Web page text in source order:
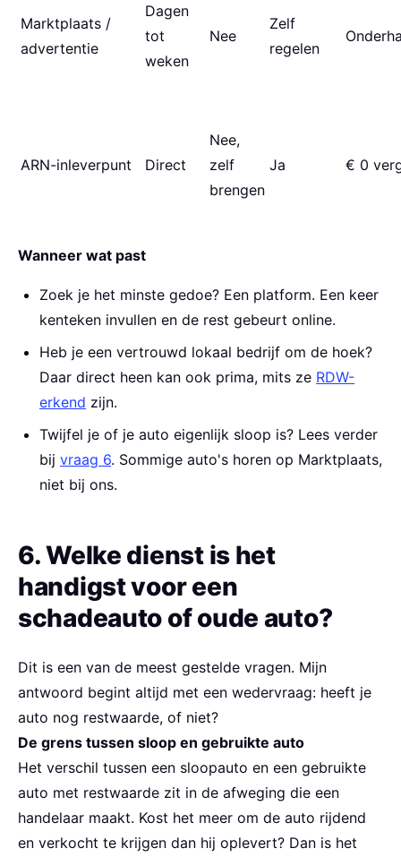
Marktplaats /
advertentie
Dagen
tot
weken
Nee
Zelf
regelen
ARN-inleverpunt Direct
Nee,
zelf
brengen
Ja € 0
Wanneer wat past
Zoek je het minste gedoe? Een platform. Een keer
kenteken invullen en de rest gebeurt online.
Heb je een vertrouwd lokaal bedrijf om de hoek?
Daar direct heen kan ook prima, mits ze RDW-
erkend zijn.
Twijfel je of je auto eigenlijk sloop is? Lees verder
bij vraag 6. Sommige auto's horen op Marktplaats,
niet bij ons.
6. Welke dienst is het
handigst voor een
schadeauto of oude auto?
Dit is een van de meest gestelde vragen. Mijn
antwoord begint altijd met een wedervraag: heeft je
auto nog restwaarde, of niet?
De grens tussen sloop en gebruikte auto
Het verschil tussen een sloopauto en een gebruikte
auto met restwaarde zit in de afweging die een
handelaar maakt. Kost het meer om de auto rijdend
en verkocht te krijgen dan hij oplevert? Dan is het